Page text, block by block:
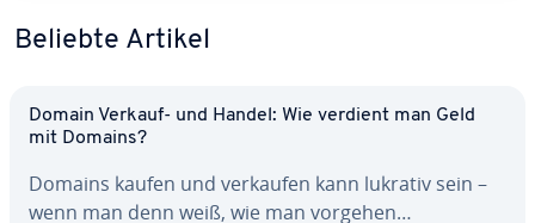
Beliebte Artikel
Domain Verkauf- und Handel: Wie verdient man Geld
mit Domains?
Domains kaufen und verkaufen kann lukrativ sein –
wenn man denn weiß, wie man vorgehen…